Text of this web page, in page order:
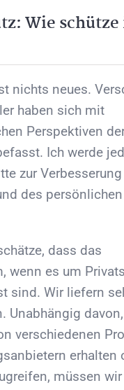
Wie
nichts neues.
haben sich mit
Perspektiven
Ich werde
zur
des
dass das
wenn es um
sind. Wir liefern
Unabhängig
verschiedenen
erhalten
müssen